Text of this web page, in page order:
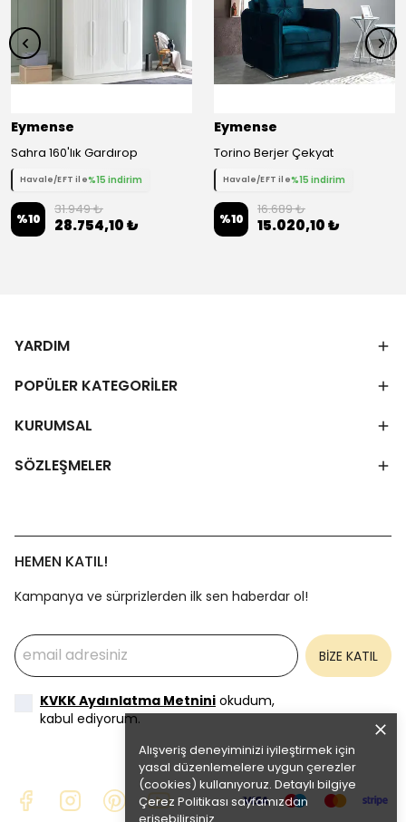
Alışveriş deneyiminizi iyileştirmek için
yasal düzenlemelere uygun çerezler
(cookies) kullanıyoruz. Detaylı bilgiye
Çerez Politikası sayfamızdan
Eymense
Sahra 160'lık Gardırop
Havale/EFT ile%15 indirim
%10
31.949 ₺
28.754,10 ₺
Eymense
Torino Berjer Çekyat
Havale/EFT ile%15 indirim
%10
16.689 ₺
15.020,10 ₺
YARDIM
POPÜLER KATEGORİLER
KURUMSAL
SÖZLEŞMELER
HEMEN KATIL!
Kampanya ve sürprizlerden ilk sen haberdar ol!
BİZE KATIL
KVKK Aydınlatma Metnini okudum,
kabul ediyorum.